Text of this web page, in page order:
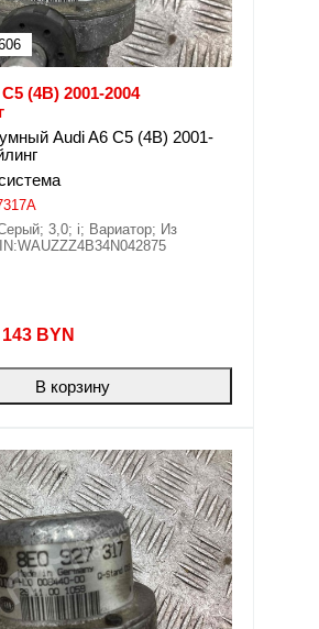
(4B) 2001-2004
Audi A6 C5 (4B) 2001-
3,0; i; Вариатор; Из
143 BYN
В корзину